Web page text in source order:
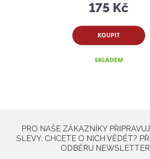
175 Kč
KOUPIT
SKLADEM
PRO NAŠE ZÁKAZNÍKY
SLEVY. CHCETE O NICH VĚDĚT?
ODBĚRU